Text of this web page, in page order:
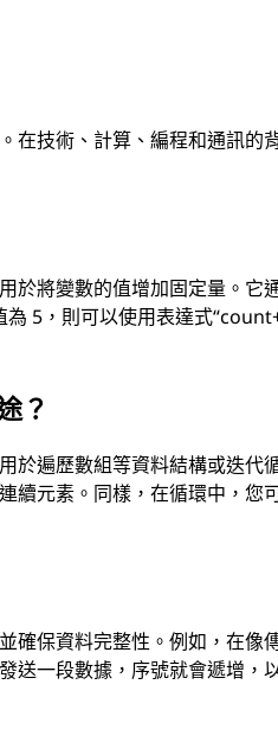
在技​​術、計算、編程和通訊的
於將變數的值增加固定量。它
5，則可以使用表達式
？
於遍歷數組等資料結構或迭代
續元素。同樣，在循環中，您
確保資料完整性。例如，在像
送一段數據，序號就會遞增，